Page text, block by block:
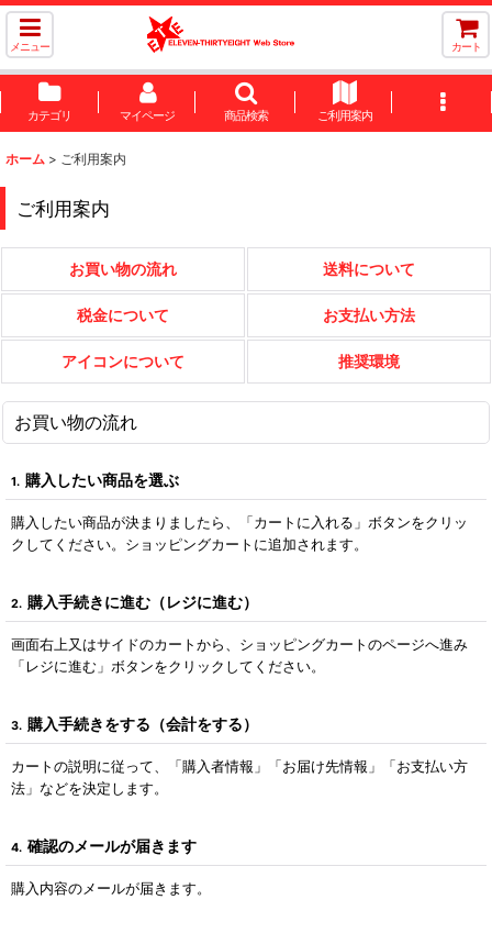
メニュー カート
カテゴリ マイページ 商品検索 ご利用案内
ホーム > ご利用案内
ご利用案内
お買い物の流れ 送料について
税金について お支払い方法
アイコンについて 推奨環境
お買い物の流れ
1. 購入したい商品を選ぶ
購入したい商品が決まりましたら、「カートに入れる」ボタンをクリッ
クしてください。ショッピングカートに追加されます。
2. 購入手続きに進む（レジに進む）
画面右上又はサイドのカートから、ショッピングカートのページへ進み
「レジに進む」ボタンをクリックしてください。
3. 購入手続きをする（会計をする）
カートの説明に従って、「購入者情報」「お届け先情報」「お支払い方
法」などを決定します。
4. 確認のメールが届きます
購入内容のメールが届きます。